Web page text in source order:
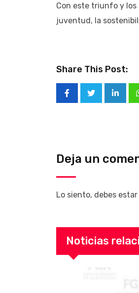
Con este triunfo y los
juventud, la
Share This Post:
Deja un
Lo siento, debes estar
Noticias